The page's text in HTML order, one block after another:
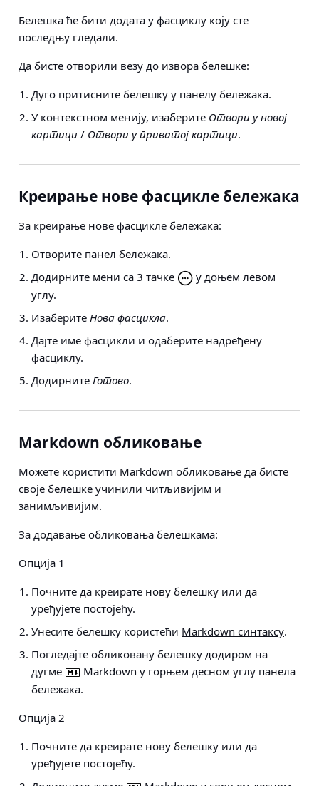
Белешка ће бити додата у фасциклу коју сте
последњу гледали.
Да бисте отворили везу до извора белешке:
Дуго притисните белешку у панелу бележака.
У контекстном менију, изаберите Отвори у новој
картици / Отвори у приватој картици.
Креирање нове фасцикле бележака
За креирање нове фасцикле бележака:
Отворите панел бележака.
Додирните мени са 3 тачке
у доњем левом
углу.
Изаберите Нова фасцикла.
Дајте име фасцикли и одаберите надређену
фасциклу.
Додирните Готово.
Markdown обликовање
Можете користити Markdown обликовање да бисте
своје белешке учинили читљивијим и
занимљивијим.
За додавање обликовања белешкама:
Опција 1
Почните да креирате нову белешку или да
уређујете постојећу.
Унесите белешку користећи Markdown синтаксу.
Погледајте обликовану белешку додиром на
дугме
Markdown у горњем десном углу панела
бележака.
Опција 2
Почните да креирате нову белешку или да
уређујете постојећу.